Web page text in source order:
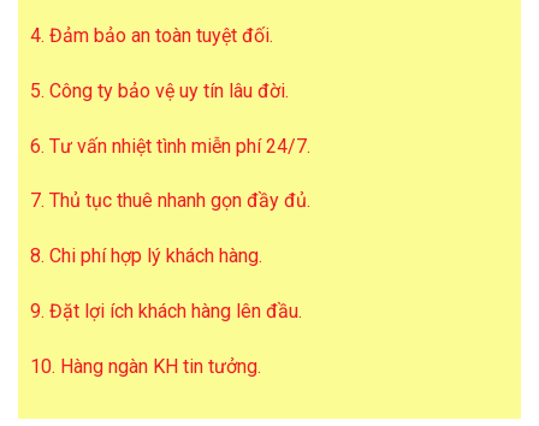
4. Đảm bảo an toàn tuyệt đối.
5. Công ty bảo vệ uy tín lâu đời.
6. Tư vấn nhiệt tình miễn phí 24/7.
7. Thủ tục thuê nhanh gọn đầy đủ.
8. Chi phí hợp lý khách hàng.
9. Đặt lợi ích khách hàng lên đầu.
10. Hàng ngàn KH tin tưởng.